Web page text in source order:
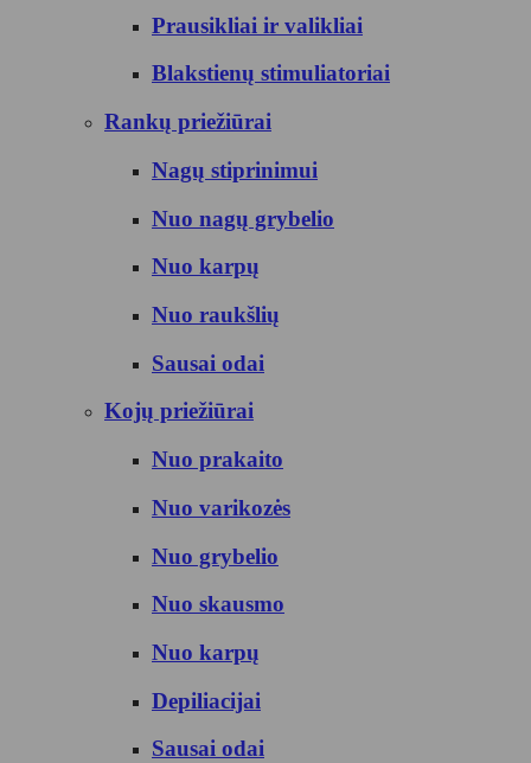
Prausikliai ir valikliai
Blakstienų stimuliatoriai
Rankų priežiūrai
Nagų stiprinimui
Nuo nagų grybelio
Nuo karpų
Nuo raukšlių
Sausai odai
Kojų priežiūrai
Nuo prakaito
Nuo varikozės
Nuo grybelio
Nuo skausmo
Nuo karpų
Depiliacijai
Sausai odai